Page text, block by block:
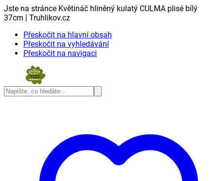
Jste na stránce Květináč hliněný kulatý CULMA plisé bílý
37cm | Truhlikov.cz
Přeskočit na hlavní obsah
Přeskočit na vyhledávání
Přeskočit na navigaci